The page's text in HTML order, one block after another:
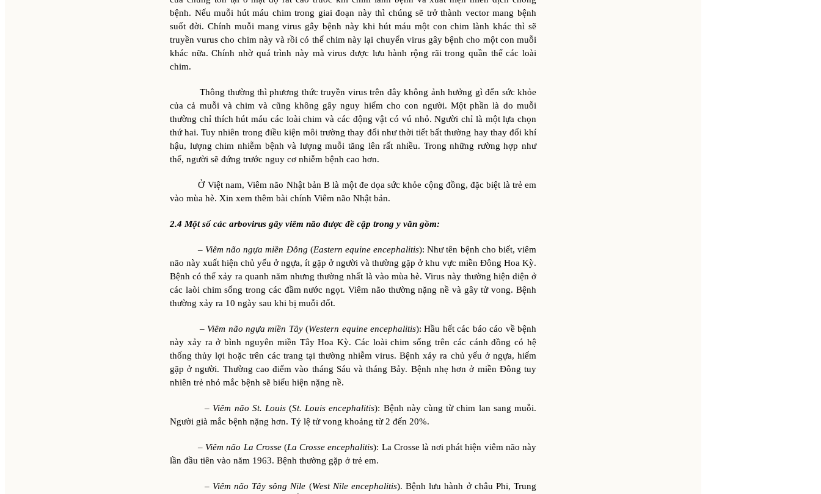
bệnh. Nếu muỗi hút máu chim trong giai đoạn này thì chúng sẽ trở thành vector mang bệnh
suốt đời. Chính muỗi mang virus gây bệnh này khi hút máu một con chim lành khác thì sẽ
truyền vurus cho chim này và rồi có thể chim này lại chuyển virus gây bệnh cho một con muỗi
khác nữa. Chính nhờ quá trình này mà virus được lưu hành rộng rãi trong quần thể các loài
chim.
Thông thường thì phương thức truyền virus trên đây không ảnh hưởng gì đến sức khỏe
của cả muỗi và chim và cũng không gây nguy hiểm cho con người. Một phần là do muỗi
thường chỉ thích hút máu các loài chim và các động vật có vú nhỏ. Người chỉ là một lựa chọn
thứ hai. Tuy nhiên trong điều kiện môi trường thay đổi như thời tiết bất thường hay thay đổi khí
hậu, lượng chim nhiễm bệnh và lượng muỗi tăng lên rất nhiều. Trong những rường hợp như
thế, người sẽ đứng trước nguy cơ nhiễm bệnh cao hơn.
Ở Việt nam, Viêm não Nhật bản B là một đe dọa sức khỏe cộng đồng, đặc biệt là trẻ em
vào mùa hè. Xin xem thêm bài chính Viêm não Nhật bản.
2.4 Một số các arbovirus gây viêm não được đề cập trong y văn gồm:
– Viêm não ngựa miền Đông (Eastern equine encephalitis): Như tên bệnh cho biết, viêm
não này xuất hiện chủ yếu ở ngựa, ít gặp ở người và thường gặp ở khu vực miền Đông Hoa Kỳ.
Bệnh có thể xảy ra quanh năm nhưng thường nhất là vào mùa hè. Virus này thường hiện diện ở
các laòi chim sống trong các đầm nước ngọt. Viêm não thường nặng nề và gây tử vong. Bệnh
thường xảy ra 10 ngày sau khi bị muỗi đốt.
– Viêm não ngựa miền Tây(Western equine encephalitis): Hầu hết các báo cáo về bệnh
này xảy ra ở bình nguyên miền Tây Hoa Kỳ. Các loài chim sống trên các cánh đồng có hệ
thống thủy lợi hoặc trên các trang tại thường nhiễm virus. Bệnh xảy ra chủ yếu ở ngựa, hiếm
gặp ở người. Thường cao điểm vào tháng Sáu và tháng Bảy. Bệnh nhẹ hơn ở miền Đông tuy
nhiên trẻ nhỏ mắc bệnh sẽ biểu hiện nặng nề.
– Viêm não St. Louis(St. Louis encephalitis): Bệnh này cùng từ chim lan sang muỗi.
Người già mắc bệnh nặng hơn. Tỷ lệ tử vong khoảng từ 2 đến 20%.
– Viêm não La Crosse (La Crosse encephalitis): La Crosse là nơi phát hiện viêm não này
lần đầu tiên vào năm 1963. Bệnh thường gặp ở trẻ em.
– Viêm não Tây sông Nile (West Nile encephalitis). Bệnh lưu hành ở châu Phi, Trung